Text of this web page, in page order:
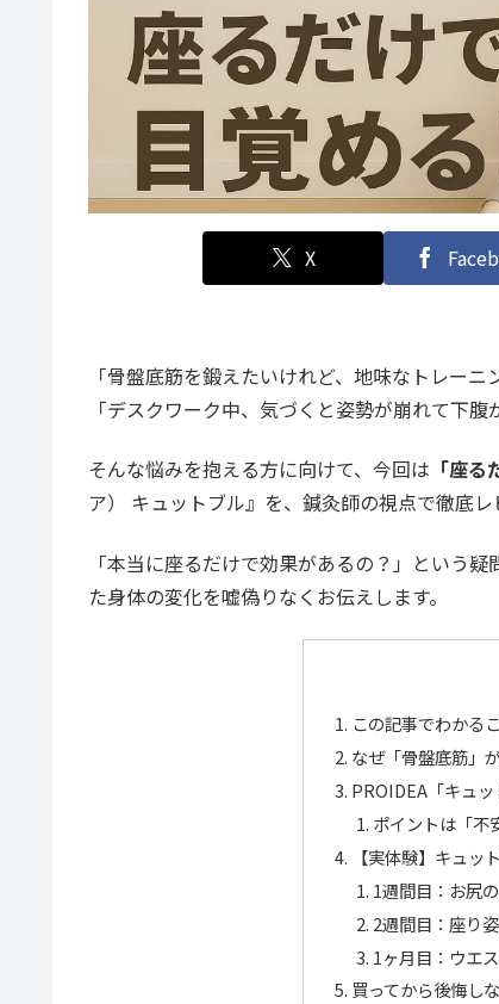
X
「骨盤底筋を鍛えたいけれど、地味なトレーニ
「デスクワーク中、気づくと姿勢が崩れて下
そんな悩みを抱える方に向けて、今回は 「座
ア） キュットブル』を、鍼灸師の視点で徹底レ
「本当に座るだけで効果があるの？」という
た身体の変化を嘘偽りなくお伝えします。
この記事でわかる
なぜ「骨盤底筋」
PROIDEA「キュ
ポイントは「不
【実体験】キュッ
1週間目：お尻
2週間目：座り
1ヶ月目：ウエ
買ってから後悔し